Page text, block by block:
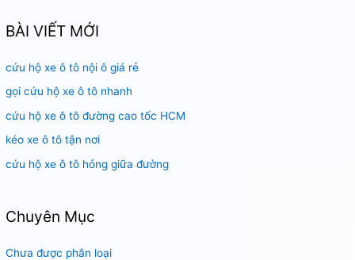
k
ế
m
:
BÀI VIẾT MỚI
cứu hộ xe ô tô nội ô giá rẻ
gọi cứu hộ xe ô tô nhanh
cứu hộ xe ô tô đường cao tốc HCM
kéo xe ô tô tận nơi
cứu hộ xe ô tô hỏng giữa đường
Chuyên Mục
Chưa được phân loại